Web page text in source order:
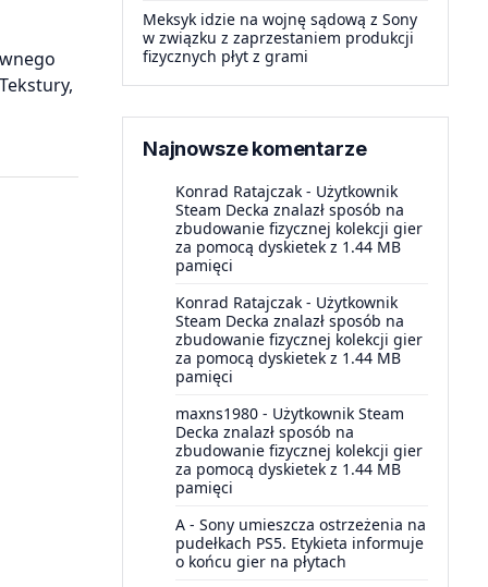
Meksyk idzie na wojnę sądową z Sony
w związku z zaprzestaniem produkcji
fizycznych płyt z grami
Najnowsze komentarze
Konrad Ratajczak - Użytkownik
Steam Decka znalazł sposób na
zbudowanie fizycznej kolekcji gier
za pomocą dyskietek z 1.44 MB
pamięci
Konrad Ratajczak - Użytkownik
Steam Decka znalazł sposób na
zbudowanie fizycznej kolekcji gier
za pomocą dyskietek z 1.44 MB
pamięci
maxns1980 - Użytkownik Steam
Decka znalazł sposób na
zbudowanie fizycznej kolekcji gier
za pomocą dyskietek z 1.44 MB
pamięci
A - Sony umieszcza ostrzeżenia na
pudełkach PS5. Etykieta informuje
o końcu gier na płytach